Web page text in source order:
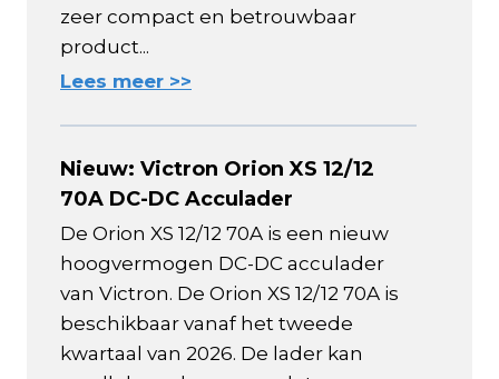
zeer compact en betrouwbaar
product...
Lees meer >>
Nieuw: Victron Orion XS 12/12
70A DC-DC Acculader
De Orion XS 12/12 70A is een nieuw
hoogvermogen DC-DC acculader
van Victron. De Orion XS 12/12 70A is
beschikbaar vanaf het tweede
kwartaal van 2026. De lader kan